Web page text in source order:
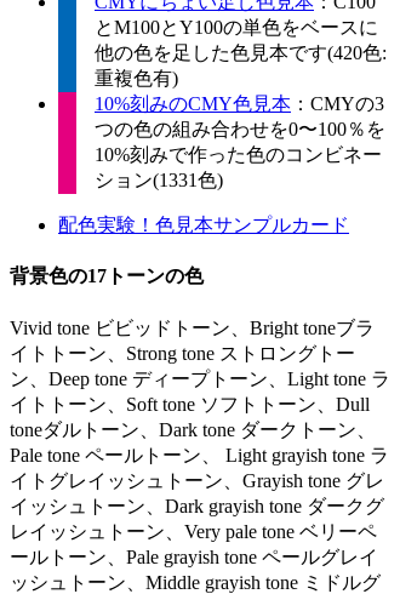
とM100とY100の単色をベースに
他の色を足した色見本です(420色:
重複色有)
10%刻みのCMY色見本 ：CMYの3
つの色の組み合わせを0〜100％を
10%刻みで作った色のコンビネー
ション(1331色)
配色実験！色見本サンプルカード
背景色の17トーンの色
Vivid tone ビビッドトーン、Bright toneブラ
イトトーン、Strong tone ストロングトー
ン、Deep tone ディープトーン、Light tone ラ
イトトーン、Soft tone ソフトトーン、Dull
toneダルトーン、Dark tone ダークトーン、
Pale tone ペールトーン、 Light grayish tone ラ
イトグレイッシュトーン、Grayish tone グレ
イッシュトーン、Dark grayish tone ダークグ
レイッシュトーン、Very pale tone ベリーペ
ールトーン、Pale grayish tone ペールグレイ
ッシュトーン、Middle grayish tone ミドルグ